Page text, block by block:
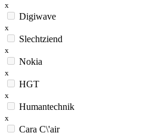
x
Digiwave
x
Slechtziend
x
Nokia
x
HGT
x
Humantechnik
x
Cara C\'air